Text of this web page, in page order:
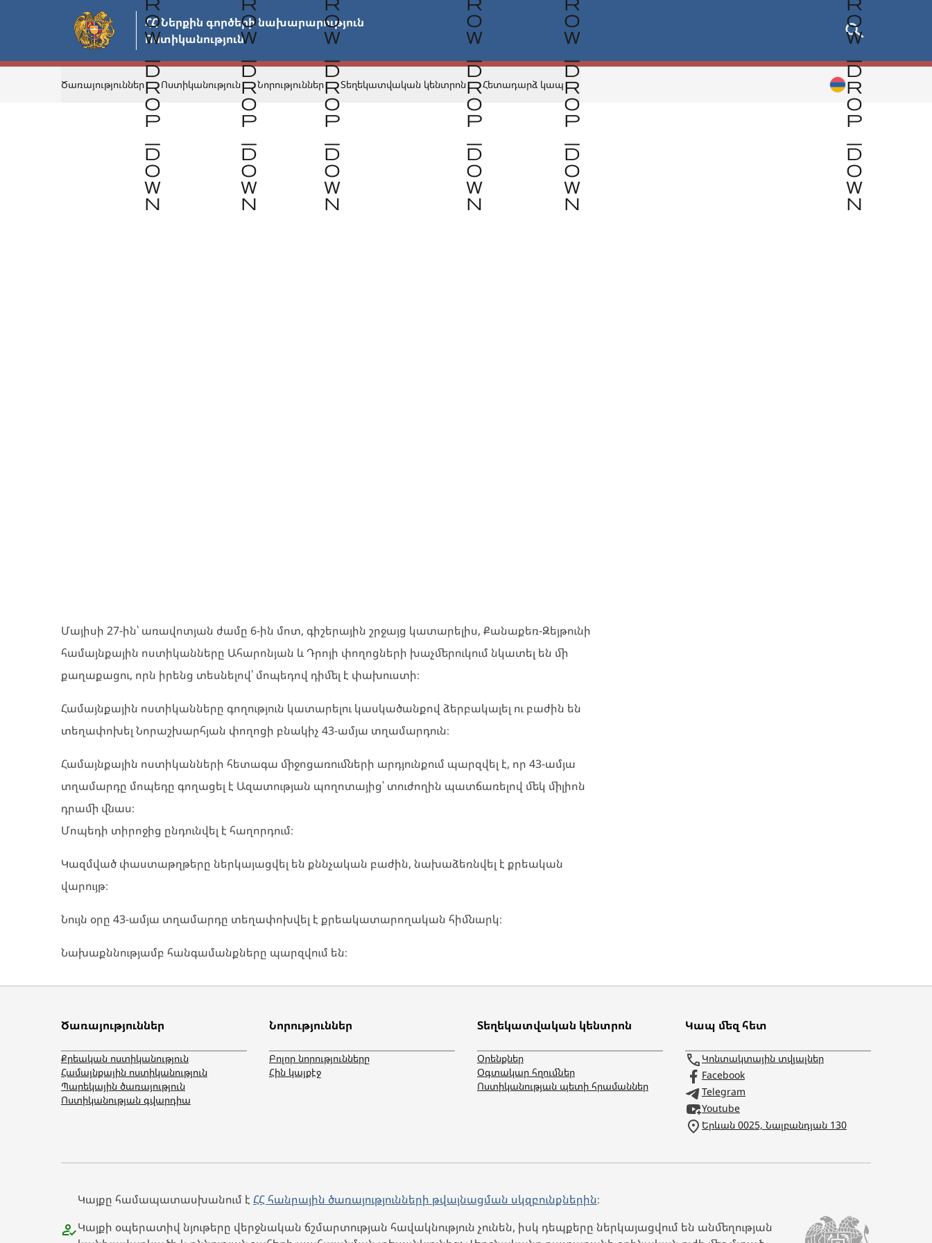
բովանդակությանը
ՀՀ Ներքին գործերի նախարարություն
Ոստիկանություն
Ծառայություններ Ոստիկանություն Նորություններ Տեղեկատվական կենտրոն Հետադարձ կապ
Մայիսի 27-ին՝ առավոտյան ժամը 6-ին մոտ, գիշերային շրջայց կատարելիս, Քանաքեռ-Զեյթունի
համայնքային ոստիկանները Ահարոնյան և Դրոյի փողոցների խաչմերուկում նկատել են մի
քաղաքացու, որն իրենց տեսնելով՝ մոպեդով դիմել է փախուստի։
Համայնքային ոստիկանները գողություն կատարելու կասկածանքով ձերբակալել ու բաժին են
տեղափոխել Նորաշխարհյան փողոցի բնակիչ 43-ամյա տղամարդուն։
Համայնքային ոստիկանների հետագա միջոցառումների արդյունքում պարզվել է, որ 43-ամյա
տղամարդը մոպեդը գողացել է Ազատության պողոտայից՝ տուժողին պատճառելով մեկ միլիոն
դրամի վնաս։
Մոպեդի տիրոջից ընդունվել է հաղորդում։
Կազմված փաստաթղթերը ներկայացվել են քննչական բաժին, նախաձեռնվել է քրեական
վարույթ։
Նույն օրը 43-ամյա տղամարդը տեղափոխվել է քրեակատարողական հիմնարկ։
Նախաքննությամբ հանգամանքները պարզվում են։
Ծառայություններ
Քրեական ոստիկանություն
Համայնքային ոստիկանություն
Պարեկային ծառայություն
Ոստիկանության գվարդիա
Նորություններ
Բոլոր նորությունները
Հին կայքէջ
Տեղեկատվական կենտրոն
Օրենքներ
Օգտակար հղումներ
Ոստիկանության պետի հրամաններ
Կապ մեզ հետ
Կոնտակտային տվյալներ
Facebook
Telegram
Youtube
Երևան 0025, Նալբանդյան 130
Կայքը համապատասխանում է ՀՀ հանրային ծառայությունների թվայնացման սկզբունքներին։
Կայքի օպերատիվ նյութերը վերջնական ճշմարտության հավակնություն չունեն, իսկ դեպքերը ներկայացվում են անմեղության